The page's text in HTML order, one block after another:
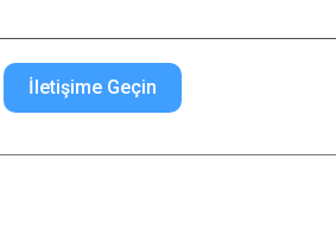
İletişime Geçin